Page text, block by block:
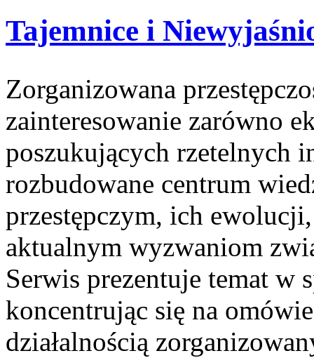
Tajemnice i
Zorganizowana
zainteresowanie zarówno
poszukujących rzetelnych
rozbudowane centrum
przestępczym, ich
aktualnym wyzwaniom
Serwis prezentuje temat w
koncentrując się na
działalnością